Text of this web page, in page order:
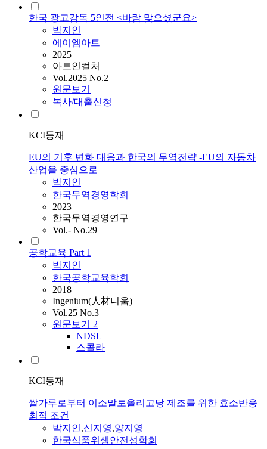
한국 광고감독 5인전 <바람 맞으셨군요>
박지인
에이엠아트
2025
아트인컬처
Vol.2025 No.2
원문보기
복사/대출신청
KCI등재
EU의 기후 변화 대응과 한국의 무역전략 -EU의 자동차
산업을 중심으로
박지인
한국무역경영학회
2023
한국무역경영연구
Vol.- No.29
공학교육 Part 1
박지인
한국공학교육학회
2018
Ingenium(人材니움)
Vol.25 No.3
원문보기 2
NDSL
스콜라
KCI등재
쌀가루로부터 이소말토올리고당 제조를 위한 효소반응
최적 조건
박지인,신지영,양지영
한국식품위생안전성학회